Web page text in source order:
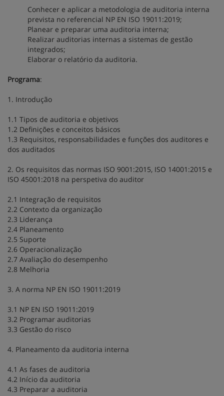
Conhecer e aplicar a metodologia de auditoria interna
prevista no referencial NP EN ISO 19011:2019;
Planear e preparar uma auditoria interna;
Realizar auditorias internas a sistemas de gestão
integrados;
Elaborar o relatório da auditoria.
Programa:
1. Introdução
1.1 Tipos de auditoria e objetivos
1.2 Definições e conceitos básicos
1.3 Requisitos, responsabilidades e funções dos auditores e
dos auditados
2. Os requisitos das normas ISO 9001:2015, ISO 14001:2015 e
ISO 45001:2018 na perspetiva do auditor
2.1 Integração de requisitos
2.2 Contexto da organização
2.3 Liderança
2.4 Planeamento
2.5 Suporte
2.6 Operacionalização
2.7 Avaliação do desempenho
2.8 Melhoria
3. A norma NP EN ISO 19011:2019
3.1 NP EN ISO 19011:2019
3.2 Programar auditorias
3.3 Gestão do risco
4. Planeamento da auditoria interna
4.1 As fases de auditoria
4.2 Início da auditoria
4.3 Preparar a auditoria